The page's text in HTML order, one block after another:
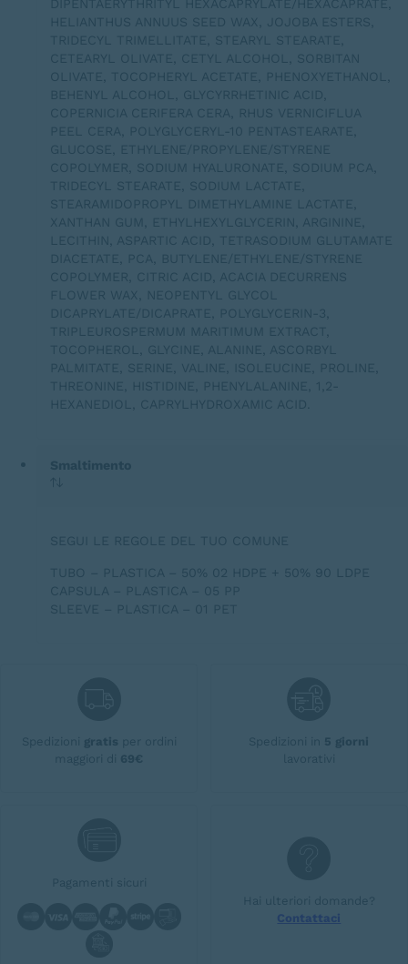
DIPENTAERYTHRITYL HEXACAPRYLATE/HEXACAPRATE,
HELIANTHUS ANNUUS SEED WAX, JOJOBA ESTERS,
TRIDECYL TRIMELLITATE, STEARYL STEARATE,
CETEARYL OLIVATE, CETYL ALCOHOL, SORBITAN
OLIVATE, TOCOPHERYL ACETATE, PHENOXYETHANOL,
BEHENYL ALCOHOL, GLYCYRRHETINIC ACID,
COPERNICIA CERIFERA CERA, RHUS VERNICIFLUA
PEEL CERA, POLYGLYCERYL-10 PENTASTEARATE,
GLUCOSE, ETHYLENE/PROPYLENE/STYRENE
COPOLYMER, SODIUM HYALURONATE, SODIUM PCA,
TRIDECYL STEARATE, SODIUM LACTATE,
STEARAMIDOPROPYL DIMETHYLAMINE LACTATE,
XANTHAN GUM, ETHYLHEXYLGLYCERIN, ARGININE,
LECITHIN, ASPARTIC ACID, TETRASODIUM GLUTAMATE
DIACETATE, PCA, BUTYLENE/ETHYLENE/STYRENE
COPOLYMER, CITRIC ACID, ACACIA DECURRENS
FLOWER WAX, NEOPENTYL GLYCOL
DICAPRYLATE/DICAPRATE, POLYGLYCERIN-3,
TRIPLEUROSPERMUM MARITIMUM EXTRACT,
TOCOPHEROL, GLYCINE, ALANINE, ASCORBYL
PALMITATE, SERINE, VALINE, ISOLEUCINE, PROLINE,
THREONINE, HISTIDINE, PHENYLALANINE, 1,2-
HEXANEDIOL, CAPRYLHYDROXAMIC ACID.
SEGUI LE REGOLE DEL TUO COMUNE
TUBO – PLASTICA – 50% 02 HDPE + 50% 90 LDPE
CAPSULA – PLASTICA – 05 PP
SLEEVE – PLASTICA – 01 PET
Spedizioni gratis per ordini
maggiori di 69€
Spedizioni in 5 giorni
lavorativi
Pagamenti sicuri
Hai ulteriori domande?
Contattaci